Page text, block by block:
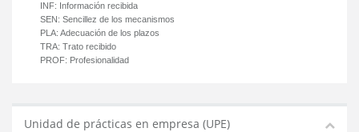
INF: Información recibida
SEN: Sencillez de los mecanismos
PLA: Adecuación de los plazos
TRA: Trato recibido
PROF: Profesionalidad
Unidad de prácticas en empresa (UPE)